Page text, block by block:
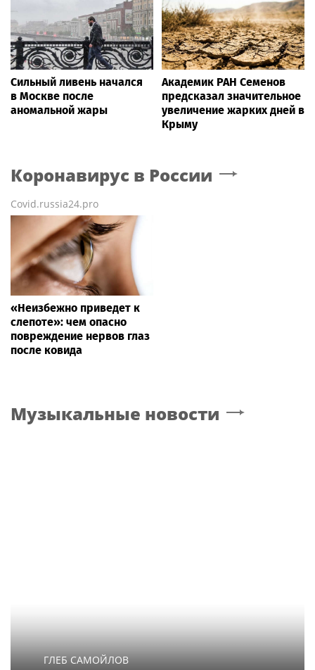
Сильный ливень начался
в Москве после
аномальной жары
Академик РАН Семенов
предсказал значительное
увеличение жарких дней в
Крыму
Коронавирус в России
Covid.russia24.pro
«Неизбежно приведет к
слепоте»: чем опасно
повреждение нервов глаз
после ковида
Музыкальные новости
ГЛЕБ САМОЙЛОВ